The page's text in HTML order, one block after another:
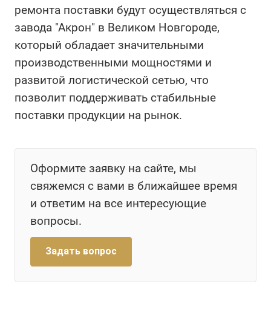
ремонта поставки будут осуществляться с
завода "Акрон" в Великом Новгороде,
который обладает значительными
производственными мощностями и
развитой логистической сетью, что
позволит поддерживать стабильные
поставки продукции на рынок.
Оформите заявку на сайте, мы
свяжемся с вами в ближайшее время
и ответим на все интересующие
вопросы.
Задать вопрос